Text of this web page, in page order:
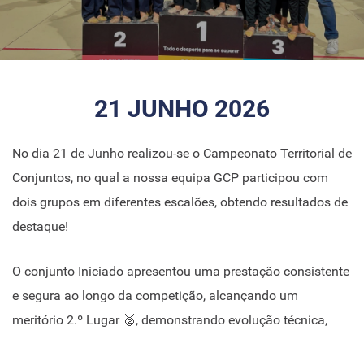
21 JUNHO 2026
No dia 21 de Junho realizou-se o Campeonato Territorial de
Conjuntos, no qual a nossa equipa GCP participou com
dois grupos em diferentes escalões, obtendo resultados de
destaque!
O conjunto Iniciado apresentou uma prestação consistente
e segura ao longo da competição, alcançando um
meritório 2.º Lugar 🥈, demonstrando evolução técnica,